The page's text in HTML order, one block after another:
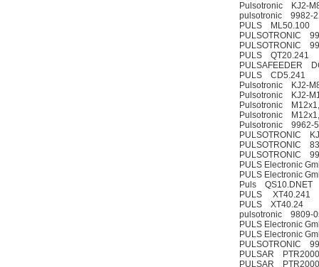
Pulsotronic KJ2-
pulsotronic 9982-
PULS ML50.100
PULSOTRONIC
PULSOTRONIC
PULS QT20.241
PULSAFEEDER
PULS CD5.241
Pulsotronic KJ2-
Pulsotronic KJ2-
Pulsotronic
Pulsotronic
Pulsotronic 9962-
PULSOTRONIC
PULSOTRONIC
PULSOTRONIC
PULS Electronic
PULS Electronic
Puls QS10.DNET
PULS XT40.241
PULS XT40.24
pulsotronic 9809-
PULS Electronic
PULS Electronic
PULSOTRONIC
PULSAR
PULSAR